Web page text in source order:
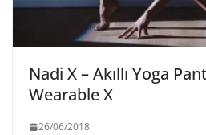
Nadi X – Akıllı Yoga
Wearable X
26/06/2018